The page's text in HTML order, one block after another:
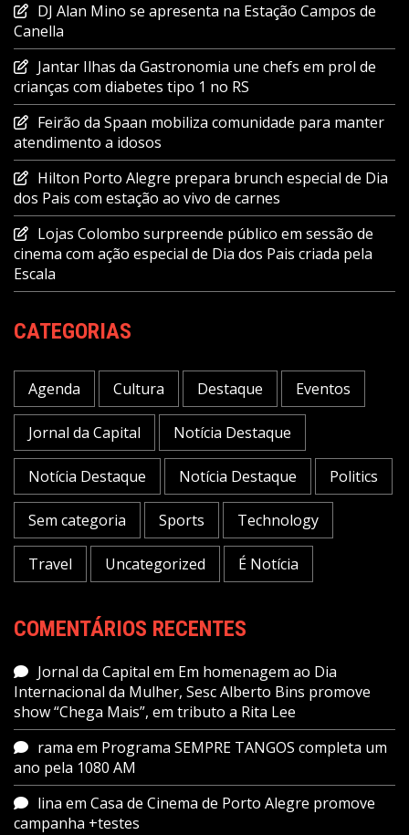
DJ Alan Mino se apresenta na Estação Campos de
Canella
Jantar Ilhas da Gastronomia une chefs em prol de
crianças com diabetes tipo 1 no RS
Feirão da Spaan mobiliza comunidade para manter
atendimento a idosos
Hilton Porto Alegre prepara brunch especial de Dia
dos Pais com estação ao vivo de carnes
Lojas Colombo surpreende público em sessão de
cinema com ação especial de Dia dos Pais criada pela
Escala
CATEGORIAS
Agenda Cultura Destaque Eventos
Jornal da Capital Notícia Destaque
Notícia Destaque Notícia Destaque Politics
Sem categoria Sports Technology
Travel Uncategorized É Notícia
COMENTÁRIOS RECENTES
Jornal da Capital em Em homenagem ao Dia
Internacional da Mulher, Sesc Alberto Bins promove
show “Chega Mais”, em tributo a Rita Lee
rama em Programa SEMPRE TANGOS completa um
ano pela 1080 AM
lina em Casa de Cinema de Porto Alegre promove
campanha +testes